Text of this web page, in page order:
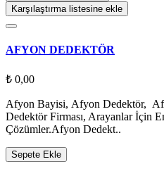
Karşılaştırma listesine ekle
AFYON DEDEKTÖR
₺ 0,00
Afyon Bayisi, Afyon Dedektör,
Dedektör Firması, Arayanlar İçin
Çözümler.Afyon Dedekt..
Sepete Ekle